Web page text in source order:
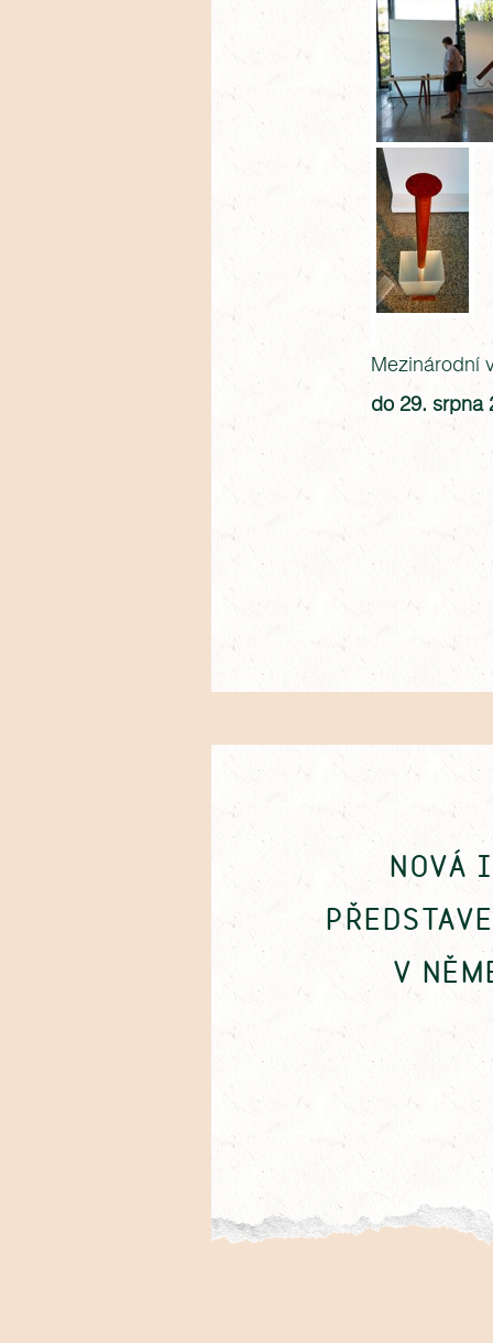
Mezinárodní
do 29. srpna
NOVÁ
V